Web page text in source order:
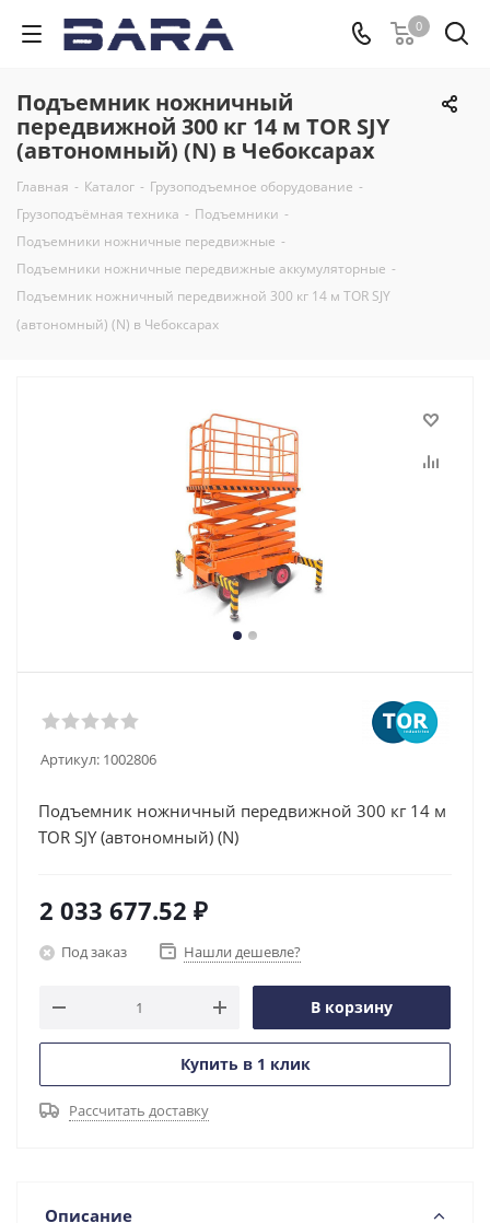
0
Подъемник ножничный
передвижной 300 кг 14 м TOR SJY
(автономный) (N) в Чебоксарах
Главная - Каталог - Грузоподъемное оборудование -
Грузоподъёмная техника - Подъемники -
Подъемники ножничные передвижные -
Подъемники ножничные передвижные аккумуляторные -
Подъемник ножничный передвижной 300 кг 14 м TOR SJY
(автономный) (N) в Чебоксарах
Артикул: 1002806
Подъемник ножничный передвижной 300 кг 14 м
TOR SJY (автономный) (N)
2 033 677.52 ₽
Под заказ Нашли дешевле?
В корзину
Купить в 1 клик
Рассчитать доставку
Описание